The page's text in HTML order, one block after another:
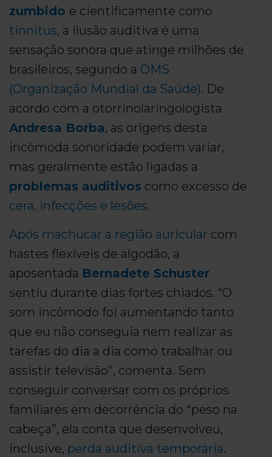
zumbido e cientificamente como
tinnitus, a ilusão auditiva é uma
sensação sonora que atinge milhões de
brasileiros, segundo a OMS
(Organização Mundial da Saúde). De
acordo com a otorrinolaringologista
Andresa Borba, as origens desta
incômoda sonoridade podem variar,
mas geralmente estão ligadas a
problemas auditivos como excesso de
cera, infecções e lesões.
Após machucar a região auricular com
hastes flexíveis de algodão, a
aposentada Bernadete Schuster
sentiu durante dias fortes chiados. “O
som incômodo foi aumentando tanto
que eu não conseguia nem realizar as
tarefas do dia a dia como trabalhar ou
assistir televisão”, comenta. Sem
conseguir conversar com os próprios
familiares em decorrência do “peso na
cabeça”, ela conta que desenvolveu,
inclusive, perda auditiva temporária.